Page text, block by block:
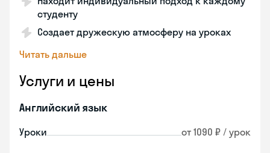
студенту
Создает дружескую атмосферу на уроках
Читать дальше
Услуги и цены
Английский язык
Уроки от 1090 ₽ / урок